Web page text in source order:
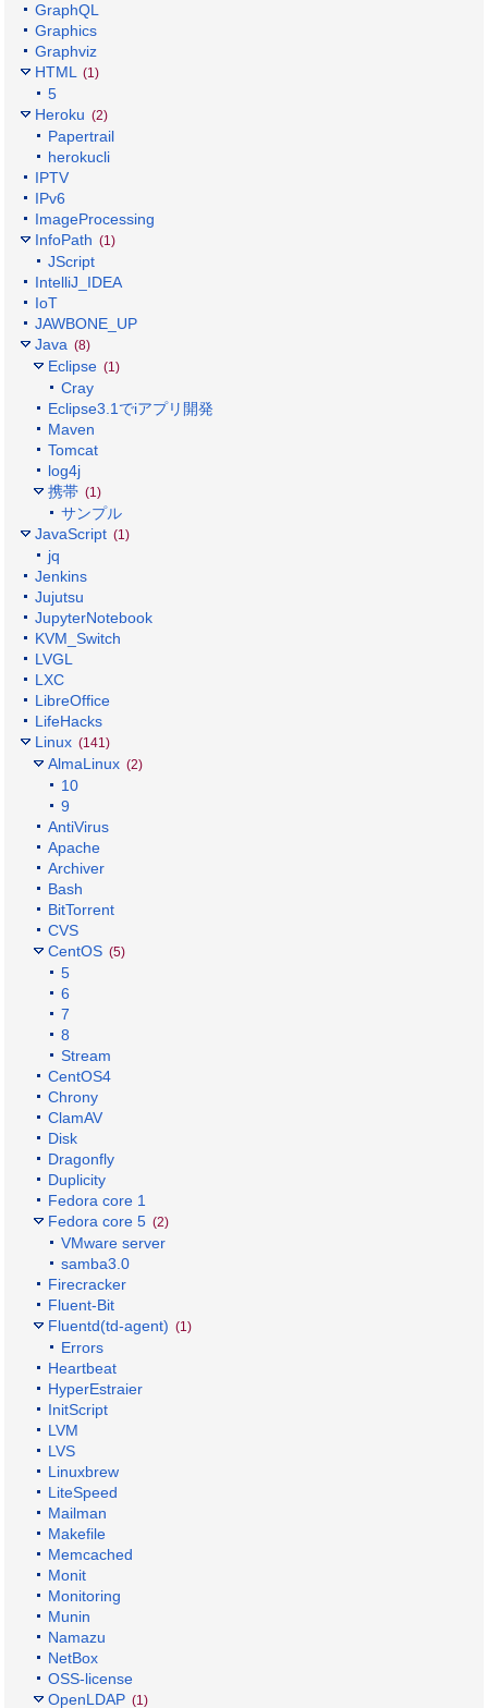
GraphQL
Graphics
Graphviz
HTML (1)
5
Heroku (2)
Papertrail
herokucli
IPTV
IPv6
ImageProcessing
InfoPath (1)
JScript
IntelliJ_IDEA
IoT
JAWBONE_UP
Java (8)
Eclipse (1)
Cray
Eclipse3.1でiアプリ開発
Maven
Tomcat
log4j
携帯 (1)
サンプル
JavaScript (1)
jq
Jenkins
Jujutsu
JupyterNotebook
KVM_Switch
LVGL
LXC
LibreOffice
LifeHacks
Linux (141)
AlmaLinux (2)
10
9
AntiVirus
Apache
Archiver
Bash
BitTorrent
CVS
CentOS (5)
5
6
7
8
Stream
CentOS4
Chrony
ClamAV
Disk
Dragonfly
Duplicity
Fedora core 1
Fedora core 5 (2)
VMware server
samba3.0
Firecracker
Fluent-Bit
Fluentd(td-agent) (1)
Errors
Heartbeat
HyperEstraier
InitScript
LVM
LVS
Linuxbrew
LiteSpeed
Mailman
Makefile
Memcached
Monit
Monitoring
Munin
Namazu
NetBox
OSS-license
OpenLDAP (1)